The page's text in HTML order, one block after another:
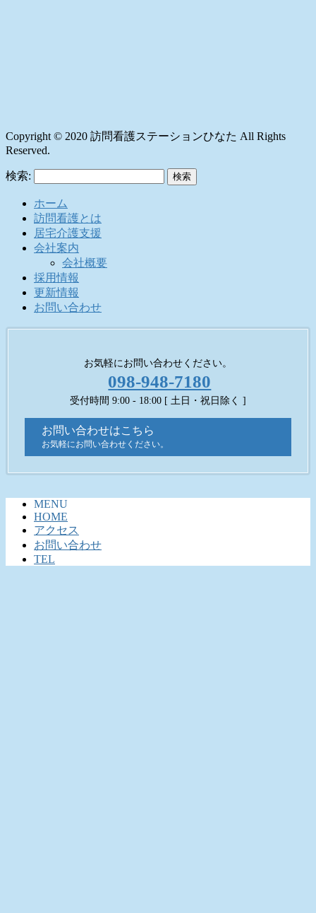
Copyright © 2020 訪問看護ステーションひなた All Rights
Reserved.
検索:
ホーム
訪問看護とは
居宅介護支援
会社案内
会社概要
採用情報
更新情報
お問い合わせ
お気軽にお問い合わせください。
098-948-7180
受付時間 9:00 - 18:00 [ 土日・祝日除く ]
お問い合わせはこちら
お気軽にお問い合わせください。
MENU
HOME
アクセス
お問い合わせ
TEL